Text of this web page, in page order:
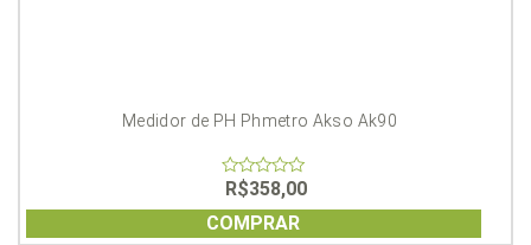
Medidor de PH Phmetro Akso Ak90
0
out
of
5
R$358,00
COMPRAR